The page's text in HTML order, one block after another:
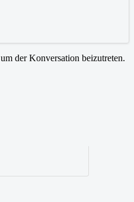
um der Konversation beizutreten.